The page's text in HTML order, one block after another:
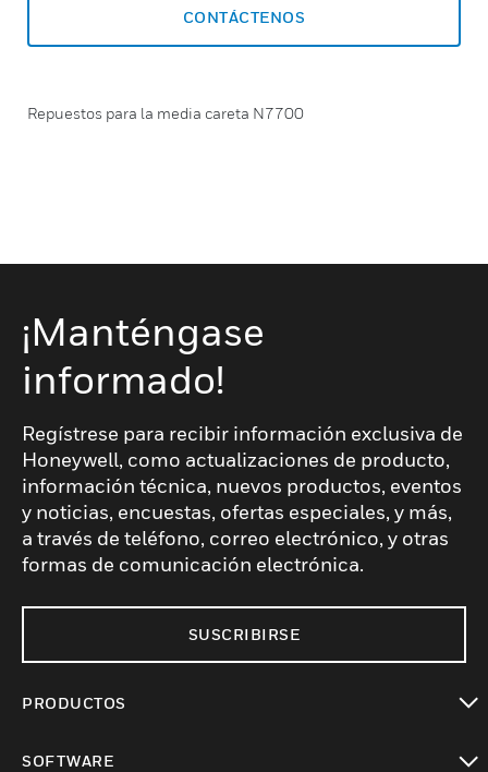
CONTÁCTENOS
Repuestos para la media careta N7700
¡Manténgase
informado!
Regístrese para recibir información exclusiva de
Honeywell, como actualizaciones de producto,
información técnica, nuevos productos, eventos
y noticias, encuestas, ofertas especiales, y más,
a través de teléfono, correo electrónico, y otras
formas de comunicación electrónica.
SUSCRIBIRSE
PRODUCTOS
SOFTWARE